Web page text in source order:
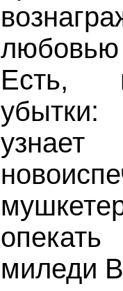
Есть,
узнает
опекать
миледи